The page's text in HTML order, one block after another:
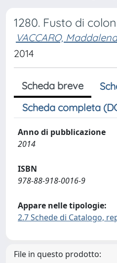
1280. Fusto di
VACCARO, Maddalena
2014
Scheda breve
Scheda completa
Anno di pubblicazione
2014
ISBN
978-88-918-0016-9
Appare nelle tipologie:
2.7 Schede di Catalogo,
File in questo prodotto: